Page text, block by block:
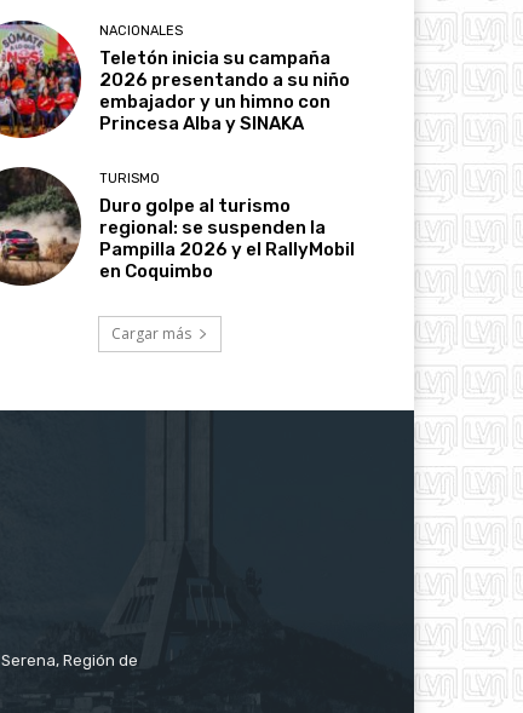
NACIONALES
Teletón inicia su campaña
2026 presentando a su niño
embajador y un himno con
Princesa Alba y SINAKA
TURISMO
Duro golpe al turismo
regional: se suspenden la
Pampilla 2026 y el RallyMobil
en Coquimbo
Cargar más
Región de